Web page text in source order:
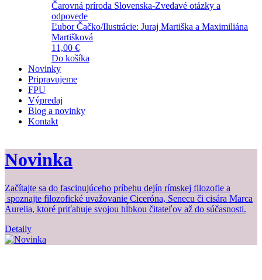
Čarovná príroda Slovenska-Zvedavé otázky a
odpovede
Ľubor Čačko/Ilustrácie: Juraj Martiška a Maximiliána
Martišková
11,00 €
Do košíka
Novinky
Pripravujeme
FPU
Výpredaj
Blog a novinky
Kontakt
Novinka
Začítajte sa do fascinujúceho príbehu dejín rímskej filozofie a
spoznajte filozofické uvažovanie Ciceróna, Senecu či cisára Marca
Aurelia, ktoré priťahuje svojou hĺbkou čitateľov až do súčasnosti.
Detaily